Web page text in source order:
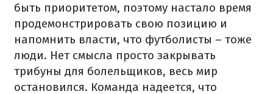
быть приоритетом, поэтому настало время
продемонстрировать свою позицию и
напомнить власти, что футболисты – тоже
люди. Нет смысла просто закрывать
трибуны для болельщиков, весь мир
остановился. Команда надеется, что